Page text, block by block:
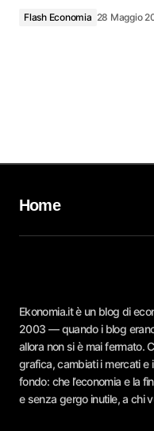
Flash Economia 28 Maggio
Ekonomia.it è un blog di
2003 — quando i blog
allora non si è mai fermato.
grafica, cambiati i mercati e
fondo: che l’economia e la
e senza gergo inutile, a chi
Home